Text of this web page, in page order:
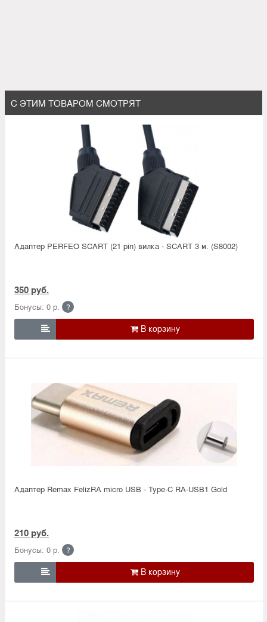
С ЭТИМ ТОВАРОМ СМОТРЯТ
Адаптер PERFEO SCART (21 pin) вилка - SCART 3 м. (S8002)
350 руб.
Бонусы: 0 р. ?

Адаптер Remax FelizRA micro USB - Type-C RA-USB1 Gold
210 руб.
Бонусы: 0 р. ?
